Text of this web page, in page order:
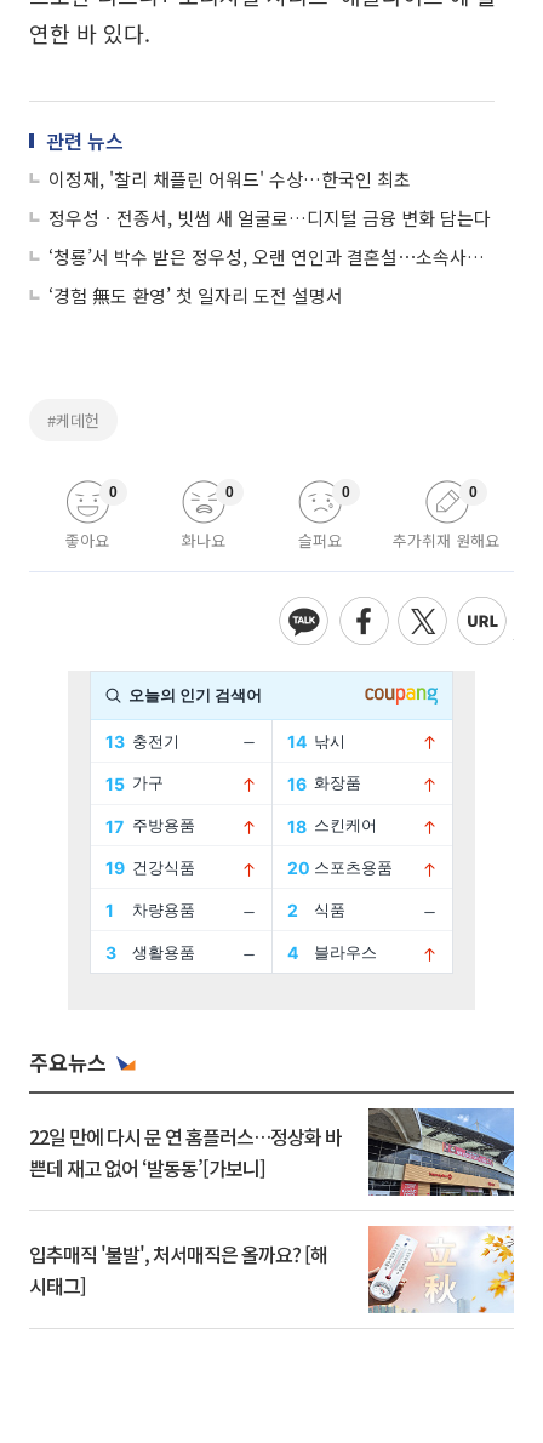
연한 바 있다.
관련 뉴스
이정재, '찰리 채플린 어워드' 수상…한국인 최초
정우성ㆍ전종서, 빗썸 새 얼굴로…디지털 금융 변화 담는다
‘청룡’서 박수 받은 정우성, 오랜 연인과 결혼설⋯소속사는 “입장 없다”
‘경험 無도 환영’ 첫 일자리 도전 설명서
#케데헌
좋아요
0
화나요
0
슬퍼요
0
추가취재 원해요
0
주요뉴스
22일 만에 다시 문 연 홈플러스…정상화 바
쁜데 재고 없어 ‘발동동’[가보니]
입추매직 '불발', 처서매직은 올까요? [해
시태그]